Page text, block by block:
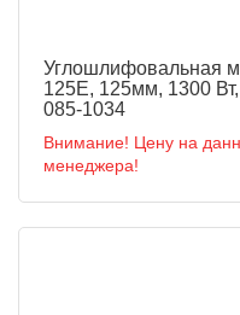
Углошлифовальная
125E, 125мм, 1300 Вт,
085-1034
Внимание! Цену на
менеджера!